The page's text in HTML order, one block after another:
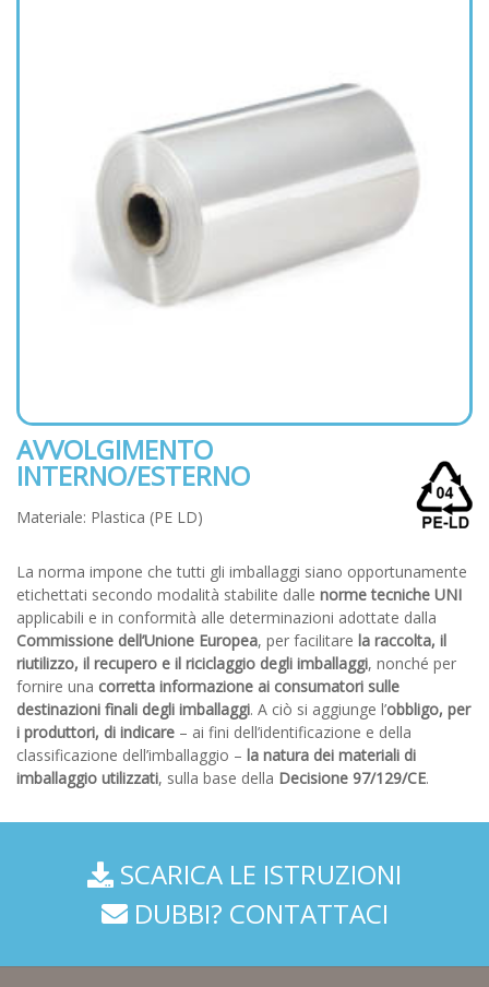
AVVOLGIMENTO
INTERNO/ESTERNO
Materiale: Plastica (PE LD)
La norma impone che tutti gli imballaggi siano opportunamente
etichettati secondo modalità stabilite dalle norme tecniche UNI
applicabili e in conformità alle determinazioni adottate dalla
Commissione dell’Unione Europea, per facilitare la raccolta, il
riutilizzo, il recupero e il riciclaggio degli imballaggi, nonché per
fornire una corretta informazione ai consumatori sulle
destinazioni finali degli imballaggi. A ciò si aggiunge l’obbligo, per
i produttori, di indicare – ai fini dell’identificazione e della
classificazione dell’imballaggio – la natura dei materiali di
imballaggio utilizzati, sulla base della Decisione 97/129/CE.
SCARICA LE ISTRUZIONI
DUBBI? CONTATTACI